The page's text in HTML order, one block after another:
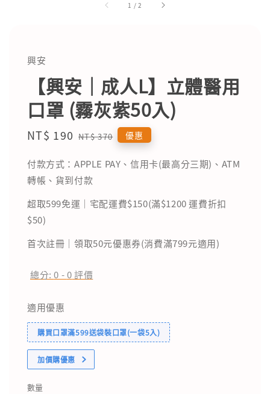
1 /2
興安
【興安｜成人L】立體醫用
口罩 (霧灰紫50入)
Sale
NT$ 190 Regular
NT$ 370 優惠
付款方式：APPLE PAY、信用卡(最高分三期)、ATM
轉帳、貨到付款
超取599免運｜宅配運費$150(滿$1200 運費折扣
$50)
首次註冊｜領取50元優惠券(消費滿799元適用)
總分:0 -0評價
適用優惠
購買口罩滿599送袋裝口罩(一袋5入)
加價購優惠
數量